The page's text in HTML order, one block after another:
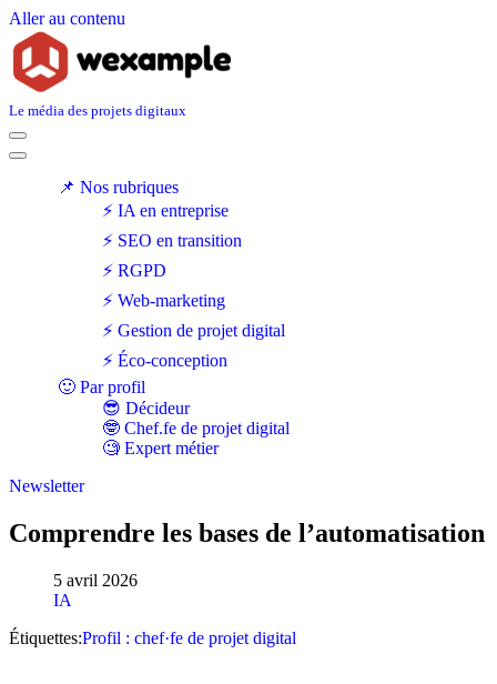
Aller au contenu
Le média des projets digitaux
Menu
de
Menu
navigation📌 Nos rubriques
⚡ IA en entreprise
⚡ SEO en transition
⚡ RGPD
⚡ Web-marketing
⚡ Gestion de projet digital
⚡ Éco-conception
🙂 Par profil
😎 Décideur
🤓 Chef.fe de projet digital
🧐 Expert métier
Newsletter
Comprendre les bases de l’automatisation
5 avril 2026
IA
Étiquettes:Profil : chef·fe de projet digital